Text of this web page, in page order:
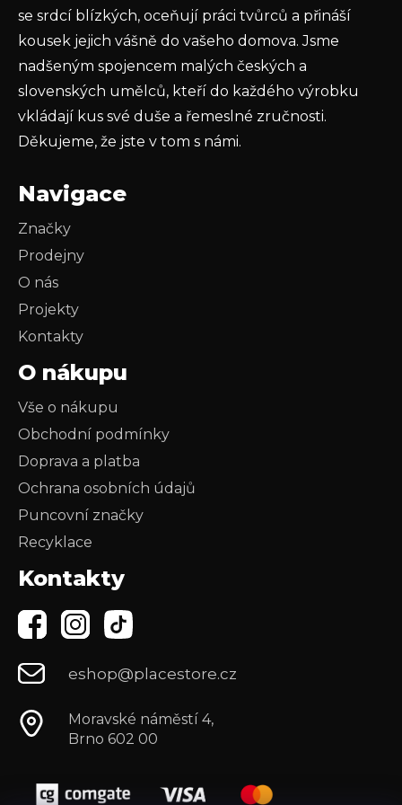
PŘIHLÁSIT SE
se srdcí blízkých, oceňují práci tvůrců a přináší
kousek jejich vášně do vašeho domova. Jsme
nadšeným spojencem malých českých a
slovenských umělců, kteří do každého výrobku
vkládají kus své duše a řemeslné zručnosti.
Děkujeme, že jste v tom s námi.
Navigace
Značky
Prodejny
O nás
Projekty
Kontakty
O nákupu
Vše o nákupu
Obchodní podmínky
Doprava a platba
Ochrana osobních údajů
Puncovní značky
Recyklace
Kontakty
eshop@placestore.cz
Moravské náměstí 4,
Brno 602 00